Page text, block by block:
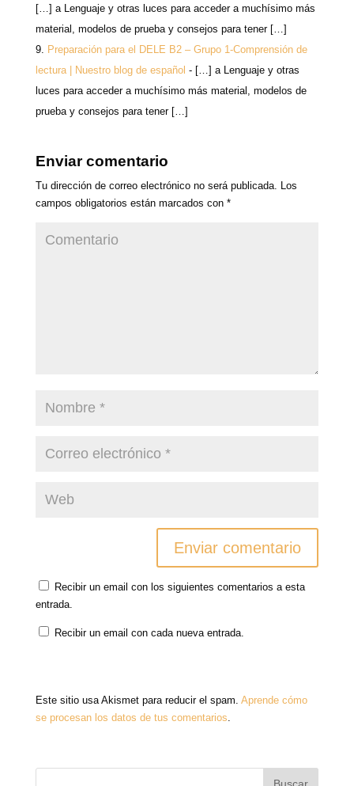
[…] a Lenguaje y otras luces para acceder a muchísimo más
material, modelos de prueba y consejos para tener […]
Preparación para el DELE B2 – Grupo 1-Comprensión de
lectura | Nuestro blog de español - […] a Lenguaje y otras
luces para acceder a muchísimo más material, modelos de
prueba y consejos para tener […]
Enviar comentario
Tu dirección de correo electrónico no será publicada. Los
campos obligatorios están marcados con *
Recibir un email con los siguientes comentarios a esta
entrada.
Recibir un email con cada nueva entrada.
Este sitio usa Akismet para reducir el spam. Aprende cómo
se procesan los datos de tus comentarios